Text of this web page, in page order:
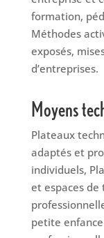
formation,
Méthodes
exposés,
d’entreprises.
Moyens
Plateaux
adaptés et
individuels,
et espaces
petite